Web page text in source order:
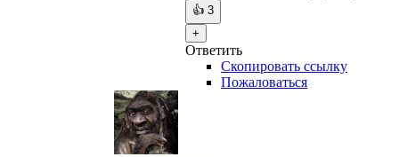
👍 3
+
Ответить
Скопировать ссылку
Пожаловаться